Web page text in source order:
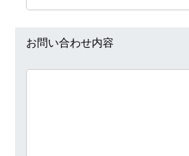
お問い合わせ内容